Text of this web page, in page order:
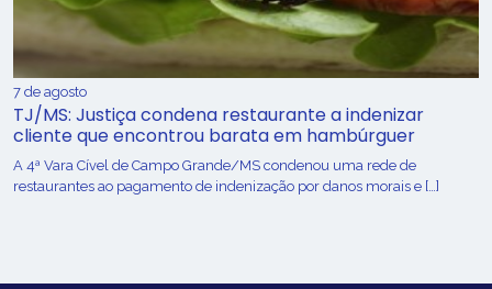
7 de agosto
TJ/MS: Justiça condena restaurante a indenizar
cliente que encontrou barata em hambúrguer
A 4ª Vara Cível de Campo Grande/MS condenou uma rede de
restaurantes ao pagamento de indenização por danos morais e […]